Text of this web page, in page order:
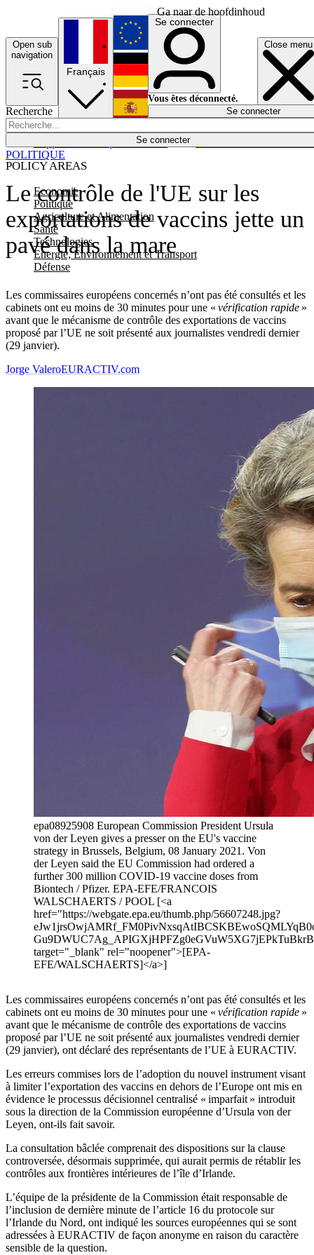
Ga naar de hoofdinhoud
Open sub
navigation
Close menu
Recherche
Se connecter
POLICY AREAS
Economie
Politique
Agriculture et Alimentation
Santé
Technologies
Energie, Environnement et Transport
Défense
Économie
Français
English
Deutsch
Español
Se connecter
Vous êtes déconnecté.
Se connecter
Le contrôle de l'UE sur les
exportations de vaccins jette un
pavé dans la mare
Les commissaires européens concernés n’ont pas été consultés et les
cabinets ont eu moins de 30 minutes pour une « vérification rapide »
avant que le mécanisme de contrôle des exportations de vaccins
proposé par l’UE ne soit présenté aux journalistes vendredi dernier
(29 janvier).
POLITIQUE
Jorge ValeroEURACTIV.com
epa08925908 European Commission President Ursula
von der Leyen gives a presser on the EU's vaccine
strategy in Brussels, Belgium, 08 January 2021. Von
der Leyen said the EU Commission had ordered a
further 300 million COVID-19 vaccine doses from
Biontech / Pfizer. EPA-EFE/FRANCOIS
WALSCHAERTS / POOL [<a
href="https://webgate.epa.eu/thumb.php/56607248.jpg?
target="_blank" rel="noopener">[EPA-
EFE/WALSCHAERTS]</a>]
Les commissaires européens concernés n’ont pas été consultés et les
cabinets ont eu moins de 30 minutes pour une « vérification rapide »
avant que le mécanisme de contrôle des exportations de vaccins
proposé par l’UE ne soit présenté aux journalistes vendredi dernier
(29 janvier), ont déclaré des représentants de l’UE à EURACTIV.
Les erreurs commises lors de l’adoption du nouvel instrument visant
à limiter l’exportation des vaccins en dehors de l’Europe ont mis en
évidence le processus décisionnel centralisé « imparfait » introduit
sous la direction de la Commission européenne d’Ursula von der
Leyen, ont-ils fait savoir.
La consultation bâclée comprenait des dispositions sur la clause
controversée, désormais supprimée, qui aurait permis de rétablir les
contrôles aux frontières intérieures de l’île d’Irlande.
L’équipe de la présidente de la Commission était responsable de
l’inclusion de dernière minute de l’article 16 du protocole sur
l’Irlande du Nord, ont indiqué les sources européennes qui se sont
adressées à EURACTIV de façon anonyme en raison du caractère
sensible de la question.